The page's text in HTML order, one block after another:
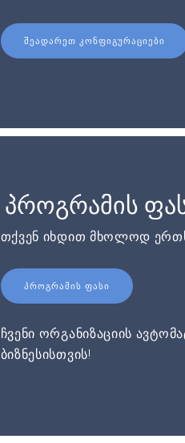
ᲨᲔᲐᲓᲐᲠᲔᲗ ᲙᲝᲜᲤᲘᲒᲣᲠᲐᲪᲘᲔᲑᲘ
პროგრამის
თქვენ იხდით მხოლოდ
ᲞᲠᲝᲒᲠᲐᲛᲘᲡ ᲤᲐᲡᲘ
ჩვენი ორგანიზაციის
ბიზნესისთვის!